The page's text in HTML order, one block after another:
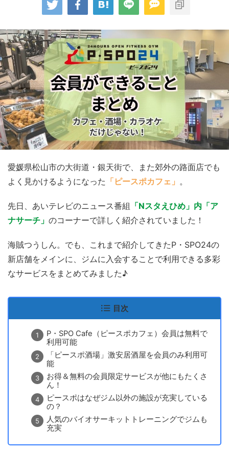
愛媛県松山市の大街道・銀天街で、また郊外の路面店でも
よく見かけるようになった 「ピースポカフェ」 。
先日、あいテレビのニュース番組 「Nスタえひめ」内「ア
ナサーチ」 のコーナーで詳しく紹介されていました！
海賊つうしん。でも、これまで紹介してきたP・SPO24の
新店舗をメインに、ジムに入会することで利用できる多彩
なサービスをまとめてみました♪
目次
P・SPO Cafe（ピースポカフェ）会員は無料で
利用可能
「ピースポ酒場」激安居酒屋を会員のみ利用可
能
お得＆無料の会員限定サービスが他にもたくさ
ん！
ピースポはなぜジム以外の施設が充実している
の？
人気のバイオサーキットトレーニングでジムも
充実